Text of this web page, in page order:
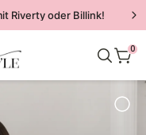
Riverty oder Billink!
0